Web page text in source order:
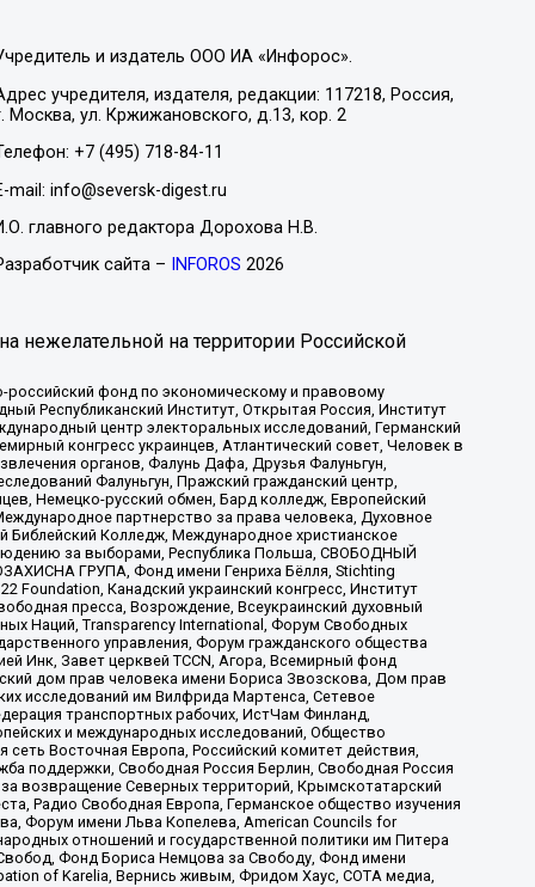
и издатель ООО ИА «Инфорос».
учредителя, издателя, редакции: 117218, Россия,
Москва, ул. Кржижановского, д.13, кор. 2
+7 (495) 718-84-11
mail: info@seversk-digest.ru
главного редактора Дорохова Н.В.
сайта – INFOROS 2026
нежелательной на территории Российской
фонд по экономическому и правовому
Республиканский Институт, Открытая Россия, Институт
центр электоральных исследований, Германский
конгресс украинцев, Атлантический совет, Человек в
органов, Фалунь Дафа, Друзья Фалуньгун,
Фалуньгун, Пражский гражданский центр,
Немецко-русский обмен, Бард колледж, Европейский
партнерство за права человека, Духовное
Библейский Колледж, Международное христианское
за выборами, Республика Польша, СВОБОДНЫЙ
ГРУПА, Фонд имени Генриха Бёлля, Stichting
Foundation, Канадский украинский конгресс, Институт
пресса, Возрождение, Всеукраинский духовный
Наций, Transparеncy International, Форум Свободных
управления, Форум гражданского общества
Инк, Завет церквей TCCN, Агора, Всемирный фонд
дом прав человека имени Бориса Звозскова, Дом прав
исследований им Вилфрида Мартенса, Сетевое
транспортных рабочих, ИстЧам Финланд,
и международных исследований, Общество
Восточная Европа, Российский комитет действия,
поддержки, Свободная Россия Берлин, Свободная Россия
возвращение Северных территорий, Крымскотатарский
Радио Свободная Европа, Германское общество изучения
Форум имени Льва Копелева, American Councils for
отношений и государственной политики им Питера
Фонд Бориса Немцова за Свободу, Фонд имени
of Karelia, Вернись живым, Фридом Хаус, СОТА медиа,